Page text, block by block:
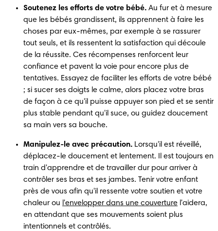
Soutenez les efforts de votre bébé. Au fur et à mesure
que les bébés grandissent, ils apprennent à faire les
choses par eux-mêmes, par exemple à se rassurer
tout seuls, et ils ressentent la satisfaction qui découle
de la réussite. Ces récompenses renforcent leur
confiance et pavent la voie pour encore plus de
tentatives. Essayez de faciliter les efforts de votre bébé
; si sucer ses doigts le calme, alors placez votre bras
de façon à ce qu'il puisse appuyer son pied et se sentir
plus stable pendant qu'il suce, ou guidez doucement
sa main vers sa bouche.
Manipulez-le avec précaution. Lorsqu'il est réveillé,
déplacez-le doucement et lentement. Il est toujours en
train d'apprendre et de travailler dur pour arriver à
contrôler ses bras et ses jambes. Tenir votre enfant
près de vous afin qu'il ressente votre soutien et votre
chaleur ou l'envelopper dans une couverture l'aidera,
en attendant que ses mouvements soient plus
intentionnels et contrôlés.